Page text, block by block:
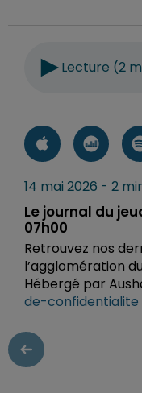
Lecture (2
14 mai 2026 - 2
Le journal du
07h00
Retrouvez nos
l’agglomération
Hébergé par
de-confidentialite